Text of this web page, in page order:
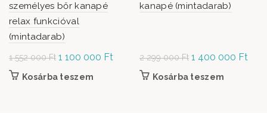
személyes bőr kanapé
relax funkcióval
(mintadarab)
1 552 000Ft Original
price was: 1
1 100 000 Ft Current
price is:
Kosárba teszem
kanapé (mintadarab)
2 299 000Ft Original
price was: 2
1 400 000 Ft
Kosárba teszem